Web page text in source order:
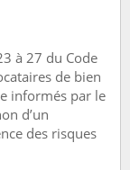
à 27 du Code
de bien
informés par le
d’un
des risques